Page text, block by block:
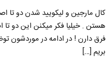
کال مارجین و لیکویید شدن دو تا
هستن . خیلیا فکر میکنن این دو
فرق دارن ! در ادامه در موردشون
بریم […]